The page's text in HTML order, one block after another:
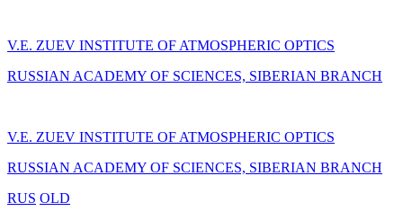
V.E. ZUEV INSTITUTE OF ATMOSPHERIC OPTICS
RUSSIAN ACADEMY OF SCIENCES, SIBERIAN BRANCH
V.E. ZUEV INSTITUTE OF ATMOSPHERIC OPTICS
RUSSIAN ACADEMY OF SCIENCES, SIBERIAN BRANCH
RUS OLD